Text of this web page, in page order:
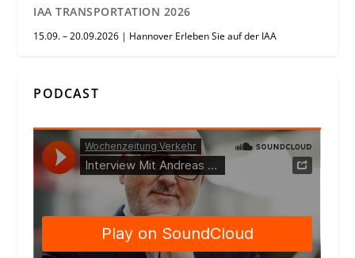
IAA TRANSPORTATION 2026
15.09. – 20.09.2026 | Hannover Erleben Sie auf der IAA
PODCAST